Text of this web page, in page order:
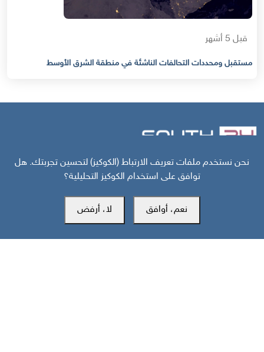
قبل 5 أشهر
مستقبل ومحددات التحالفات الناشئة في منطقة الشرق الأوسط
مكتب عدن
نحن نستخدم ملفات تعريف الارتباط (الكوكيز) لتحسين تجربتك. هل
توافق على استخدام الكوكيز التحليلية؟
نعم، أوافق لا، أرفض